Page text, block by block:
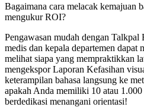
Bagaimana cara melacak kemajuan
mengukur ROI?
Pengawasan mudah dengan
medis dan kepala departemen dapat
melihat siapa yang mempraktikkan
mengekspor Laporan Kefasihan
keterampilan bahasa langsung ke
apakah Anda memiliki 10 atau
berdedikasi menangani orientasi!